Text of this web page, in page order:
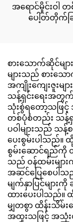
အရောင်မှိုင်းဝါ
ပေါ့တ်တိုက်ခ
စားသောက်ဆိုင်မျ
များသည် စားသ
အကျိုးကျေးဇူးမျ
သန့်ရှင်းရေးအတွက်
သုံးစွဲရတော့သဖြင့်
တစ်ပုံစံတည်း သန့်ရှ
ပဝါများသည် သ
ပေးစွမ်းပါသည်။
စွမ်းဆောင်ရည်ကို
သည် ဝန်ထမ်းမျာ
အဆင်ပြေစေပါသ
မျက်နှာပြင်များ
ထားပေးပါသည်။
မျှတစွာ ထိန်းသိမ်း
အထူးသဖြင့် အသုံ